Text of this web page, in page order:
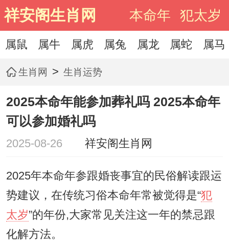
祥安阁生肖网 本命年 犯太岁
属鼠 属牛 属虎 属兔 属龙 属蛇 属马
生肖网 > 生肖运势
2025本命年能参加葬礼吗 2025本命年
可以参加婚礼吗
2025-08-26 祥安阁生肖网
2025年本命年参跟婚丧事宜的民俗解读跟运
势建议，在传统习俗本命年常被觉得是“犯
太岁”的年份,大家常见关注这一年的禁忌跟
化解方法。